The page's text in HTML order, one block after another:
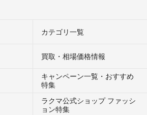
カテゴリ一覧
買取・相場価格情報
キャンペーン一覧・おすすめ
特集
ラクマ公式ショップ ファッシ
ョン特集